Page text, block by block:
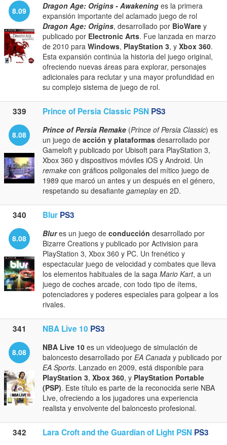
8.09 Dragon Age: Origins - Awakening es la primera
expansión importante del aclamado juego de rol
Dragon Age: Origins, desarrollado por BioWare y
publicado por Electronic Arts. Fue lanzada en marzo
de 2010 para Windows, PlayStation 3, y Xbox 360.
Esta expansión continúa la historia del juego original,
ofreciendo nuevas áreas para explorar, personajes
adicionales para reclutar y una mayor profundidad en
su complejo sistema de juego de rol.
339 Prince of Persia Classic PSN PS3
8.08 Prince of Persia Remake (Prince of Persia Classic) es
un juego de acción y plataformas desarrollado por
Gameloft y publicado por Ubisoft para PlayStation 3,
Xbox 360 y dispositivos móviles iOS y Android. Un
remake con gráficos poligonales del mítico juego de
1989 que marcó un antes y un después en el género,
respetando su desafiante gameplayen 2D.
340 Blur PS3
8.08 Blures un juego de conducción desarrollado por
Bizarre Creations y publicado por Activision para
PlayStation 3, Xbox 360 y PC. Un frenético y
espectacular juego de velocidad y combates que lleva
los elementos habituales de la saga Mario Kart, a un
juego de coches arcade, con todo tipo de ítems,
potenciadores y poderes especiales para golpear a los
rivales.
341 NBA Live 10 PS3
8.08 NBA Live 10 es un videojuego de simulación de
baloncesto desarrollado por EA Canada y publicado por
EA Sports. Lanzado en 2009, está disponible para
PlayStation 3, Xbox 360, y PlayStation Portable
(PSP). Este título es parte de la reconocida serie NBA
Live, ofreciendo a los jugadores una experiencia
realista y envolvente del baloncesto profesional.
342 Lara Croft and the Guardian of Light PSN PS3